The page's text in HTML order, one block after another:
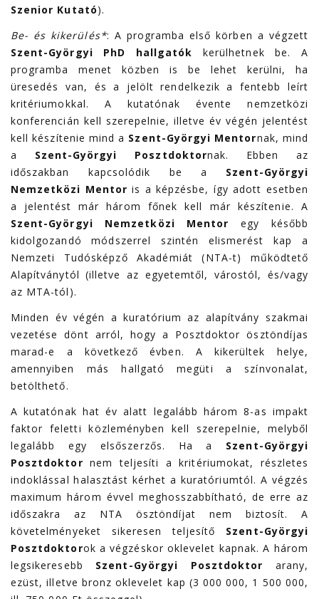
Szenior Kutató).
Be- és kikerülés*: A programba első körben a végzett
Szent-Györgyi PhD hallgatók kerülhetnek be. A
programba menet közben is be lehet kerülni, ha
üresedés van, és a jelölt rendelkezik a fentebb leírt
kritériumokkal. A kutatónak évente nemzetközi
konferencián kell szerepelnie, illetve év végén jelentést
kell készítenie mind a Szent-Györgyi Mentornak, mind
a Szent-Györgyi Posztdoktornak. Ebben az
időszakban kapcsolódik be a Szent-Györgyi
Nemzetközi Mentor is a képzésbe, így adott esetben
a jelentést már három főnek kell már készítenie. A
Szent-Györgyi Nemzetközi Mentor egy később
kidolgozandó módszerrel szintén elismerést kap a
Nemzeti Tudósképző Akadémiát (NTA-t) működtető
Alapítványtól (illetve az egyetemtől, várostól, és/vagy
az MTA-tól).
Minden év végén a kuratórium az alapítvány szakmai
vezetése dönt arról, hogy a Posztdoktor ösztöndíjas
marad-e a következő évben. A kikerültek helye,
amennyiben más hallgató megüti a színvonalat,
betölthető.
A kutatónak hat év alatt legalább három 8-as impakt
faktor feletti közleményben kell szerepelnie, melyből
legalább egy elsőszerzős. Ha a Szent-Györgyi
Posztdoktor nem teljesíti a kritériumokat, részletes
indoklással halasztást kérhet a kuratóriumtól. A végzés
maximum három évvel meghosszabbítható, de erre az
időszakra az NTA ösztöndíjat nem biztosít. A
követelményeket sikeresen teljesítő Szent-Györgyi
Posztdoktorok a végzéskor oklevelet kapnak. A három
legsikeresebb Szent-Györgyi Posztdoktor arany,
ezüst, illetve bronz oklevelet kap (3 000 000, 1 500 000,